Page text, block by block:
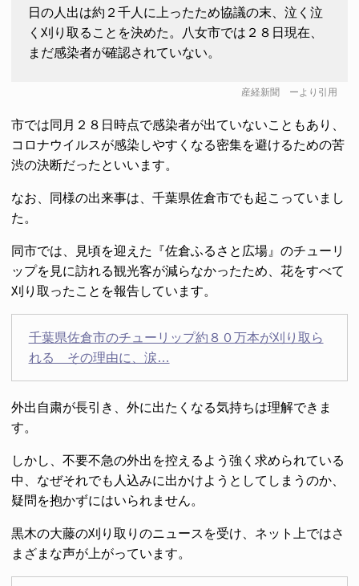
日の人出は約２千人に上ったため協議の末、泣く泣
く刈り取ることを決めた。八女市では２８日現在、
まだ感染者が確認されていない。
産経新聞 ーより引用
市では同月２８日時点で感染者が出ていないこともあり、
コロナウイルスが感染しやすくなる密集を避けるための苦
渋の決断だったといいます。
なお、同様の出来事は、千葉県佐倉市でも起こっていまし
た。
同市では、見頃を迎えた『佐倉ふるさと広場』のチューリ
ップを見に訪れる観光客が減らなかったため、花をすべて
刈り取ったことを報告しています。
千葉県佐倉市のチューリップ約８０万本が刈り取ら
れる その理由に、涙…
外出自粛が長引き、外に出たくなる気持ちは理解できま
す。
しかし、不要不急の外出を控えるよう強く求められている
中、なぜそれでも人込みに出かけようとしてしまうのか、
疑問を抱かずにはいられません。
黒木の大藤の刈り取りのニュースを受け、ネット上ではさ
まざまな声が上がっています。